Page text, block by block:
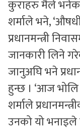
कुराहरु मैले भनेको
शर्माले भने,
प्रधानमन्त्री
जानकारी लिने
जानुअघि भने
हुन्छ । ‘आज भोलि
शर्माले
उनको यो भनाइले